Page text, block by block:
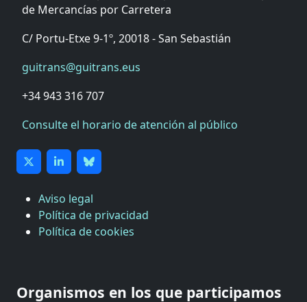
de Mercancías por Carretera
C/ Portu-Etxe 9-1º, 20018 - San Sebastián
guitrans@guitrans.eus
+34 943 316 707
Consulte el horario de atención al público
Aviso legal
Política de privacidad
Política de cookies
Organismos en los que participamos
COMISIÓN ASESORA DE MOVILIDAD DEL